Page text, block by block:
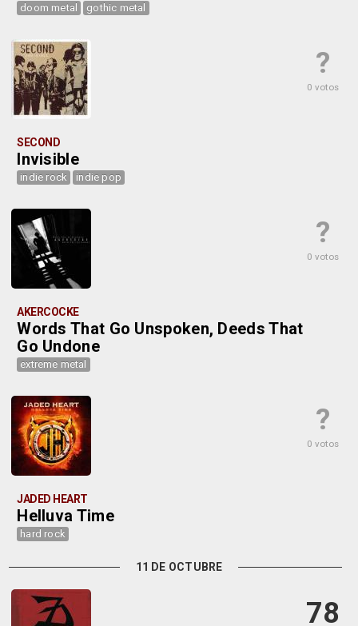
doom metal gothic metal
?
0 votos
SECOND
Invisible
indie rock indie pop
?
0 votos
AKERCOCKE
Words That Go Unspoken, Deeds That
Go Undone
extreme metal
?
0 votos
JADED HEART
Helluva Time
hard rock
11 DE OCTUBRE
78